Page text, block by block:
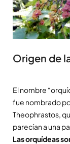
Origen de
El nombre
fue nombrado
Theophrastos,
parecían a una
Las orquídeas